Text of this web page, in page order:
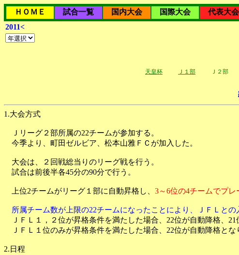
ＨＯＭＥ 試合一覧 国内大会 国際大会 代表大会
2011<
天皇杯 Ｊ１部 Ｊ２部
1.大会方式
Ｊリーグ２部所属の22チームが参加する。
今季より、町田ゼルビア、松本山雅ＦＣが加入した。
大会は、２回戦総当りのリーグ戦を行う。
試合は前後半各45分の90分で行う。
上位2チームがリーグ１部に自動昇格し、 3～6位の4チームでプレ
所属チーム数が上限の22チームになったことにより、ＪＦＬとの
ＪＦＬ１，２位が昇格条件を満たした場合、22位が自動降格、21
ＪＦＬ１位のみが昇格条件を満たした場合、22位が自動降格と
2.日程